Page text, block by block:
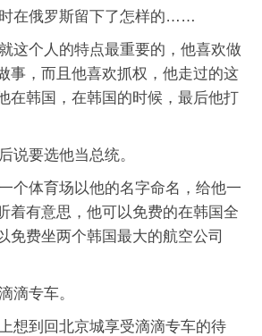
在俄罗斯留下了怎样的……
这个人的特点最重要的，他喜欢做
事，而且他喜欢抓权，他走过的这
在韩国，在韩国的时候，最后他打
要选他当总统。
个体育场以他的名字命名，给他一
着有意思，他可以免费的在韩国全
免费坐两个韩国最大的航空公司
滴专车。
想到回北京城享受滴滴专车的待